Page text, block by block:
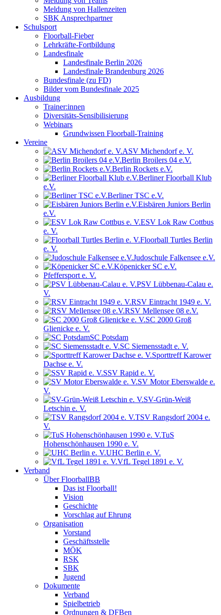
Meldung von Hallenzeiten
SBK Ansprechpartner
Schulsport
Floorball-Fieber
Lehrkräfte-Fortbildung
Landesfinale
Landesfinale Berlin 2026
Landesfinale Brandenburg 2026
Bundesfinale (zu FD)
Bilder vom Bundesfinale 2025
Ausbildung
Trainer:innen
Diversitäts-Sensibilisierung
Webinars
Grundwissen Floorball-Training
Vereine
ASV Michendorf e. V.
Berlin Broilers 04 e.V.
Berlin Rockets e.V.
Berliner Floorball Klub
e.V.
Berliner TSC e.V.
Eisbären Juniors Berlin
e.V.
ESV Lok Raw Cottbus
e. V.
Floorball Turtles Berlin
e. V.
Judoschule Falkensee e.V.
Köpenicker SC e.V.
Pfeffersport e. V.
PSV Lübbenau-Calau e.
V.
RSV Eintracht 1949 e. V.
RSV Mellensee 08 e.V.
SC 2000 Groß
Glienicke e. V.
SC Potsdam
SC Siemensstadt e. V.
Sporttreff Karower
Dachse e. V.
SSV Rapid e. V.
SV Motor Eberswalde e.
V.
SV-Grün-Weiß
Letschin e. V.
TSV Rangsdorf 2004 e.
V.
TuS
Hohenschönhausen 1990 e. V.
UHC Berlin e. V.
VfL Tegel 1891 e. V.
Verband
Über FloorballBB
Das ist Floorball!
Vision
Geschichte
Vorschlag auf Ehrung
Organisation
Vorstand
Geschäftsstelle
MÖK
RSK
SBK
Jugend
Dokumente
Verband
Spielbetrieb
Ordnungen & DFBen